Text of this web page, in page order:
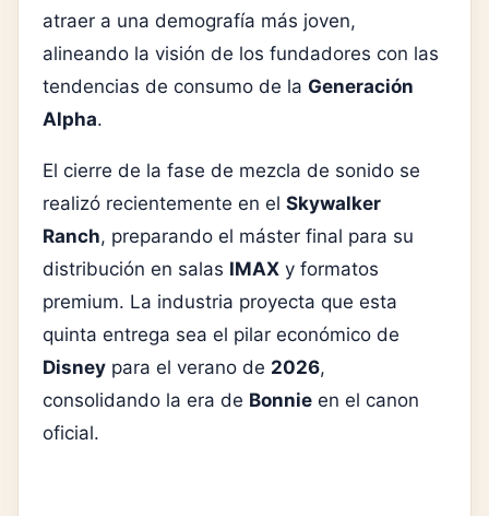
atraer a una demografía más joven,
alineando la visión de los fundadores con las
tendencias de consumo de la Generación
Alpha.
El cierre de la fase de mezcla de sonido se
realizó recientemente en el Skywalker
Ranch, preparando el máster final para su
distribución en salas IMAX y formatos
premium. La industria proyecta que esta
quinta entrega sea el pilar económico de
Disney para el verano de 2026,
consolidando la era de Bonnie en el canon
oficial.